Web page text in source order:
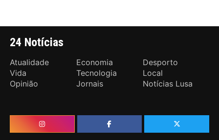
24 Notícias
Atualidade Economia
Desporto
Vida
Tecnologia
Local
Opinião
Jornais Notícias Lusa